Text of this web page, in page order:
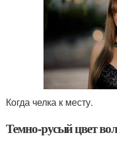
Когда челка к месту.
Темно-русый цвет